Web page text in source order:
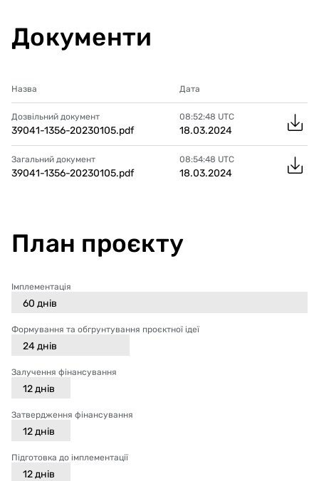
Документи
Назва Дата
Дозвільний документ
39041-1356-20230105.pdf
08:52:48 UTC
18.03.2024
Загальний документ
39041-1356-20230105.pdf
08:54:48 UTC
18.03.2024
План проєкту
Імплементація
60 днів
Формування та обгрунтування проєктної ідеї
24днів
Залучення фінансування
12днів
Затвердження фінансування
12днів
Підготовка до імплементації
12днів